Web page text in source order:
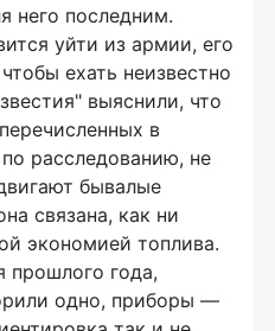
него последним.
уйти из армии, его
ехать неизвестно
выяснили, что
в
расследованию, не
бывалые
связана, как ни
экономией топлива.
прошлого года,
одно, приборы —